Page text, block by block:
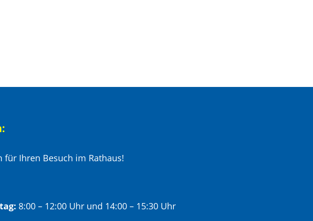
Ihren Besuch im Rathaus!
8:00 – 12:00 Uhr und 14:00 – 15:30 Uhr